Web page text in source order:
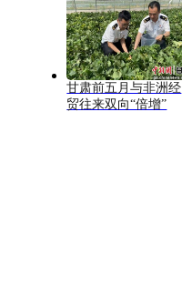
甘肃前五月与非洲经
贸往来双向“倍增”